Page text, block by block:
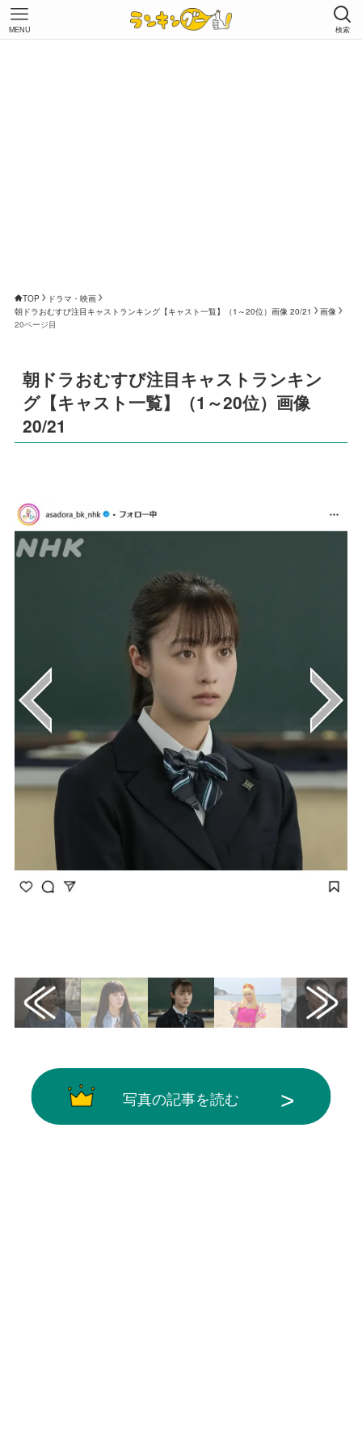
検索
MENU
TOP
ドラマ・映画
朝ドラおむすび注目キャストランキング【キャスト一覧】（1～20位）画像 20/21
画像
20ページ目
朝ドラおむすび注目キャストランキン
グ【キャスト一覧】（1～20位）画像
20/21
写真の記事を読む